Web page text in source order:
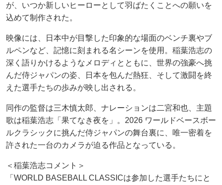
が、いつか新しいヒーローとして羽ばたくことへの願いを
込めて制作された。
映像には、日本中が目撃した印象的な場面のベンチ裏やブ
ルペンなど、記憶に刻まれる名シーンを使用。稲葉浩志の
深く語りかけるようなメロディとともに、世界の強豪へ挑
んだ侍ジャパンの姿、日本を包んだ熱狂、そして激闘を終
えた選手たちの歩みが映し出される。
同作の監督は三木慎太郎、ナレーションは二宮和也、主題
歌は稲葉浩志「果てなき夜を」。2026 ワールドベースボー
ルクラシックに挑んだ侍ジャパンの舞台裏に、唯一密着を
許された一台のカメラが迫る作品となっている。
＜稲葉浩志コメント＞
「WORLD BASEBALL CLASSICは参加した選手たちにと